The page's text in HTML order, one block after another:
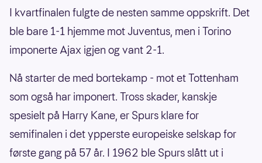
I kvartfinalen fulgte de nesten samme oppskrift. Det
ble bare 1-1 hjemme mot Juventus, men i Torino
imponerte Ajax igjen og vant 2-1.
Nå starter de med bortekamp - mot et Tottenham
som også har imponert. Tross skader, kanskje
spesielt på Harry Kane, er Spurs klare for
semifinalen i det ypperste europeiske selskap for
første gang på 57 år. I 1962 ble Spurs slått ut i